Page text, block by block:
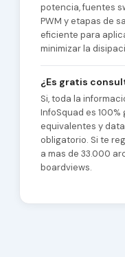
potencia, fuentes
PWM y etapas de
eficiente para
minimizar la
¿Es gratis
Si, toda la
InfoSquad es
equivalentes y
obligatorio. Si te
a mas de 33.000
boardviews.